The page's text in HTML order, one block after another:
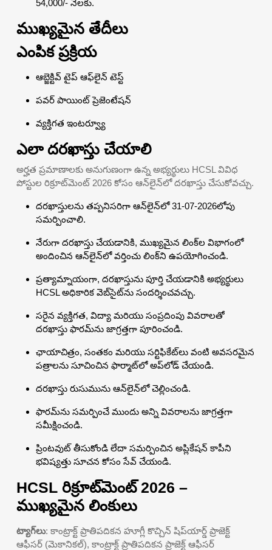
54,000/- నెలకు.
ముఖ్యమైన తేదీలు
ఎంపిక ప్రక్రియ
ఆబ్జెక్టివ్ టైప్ ఆఫ్‌లైన్ టెస్ట్
పవర్ పాయింట్ ప్రెజెంటేషన్
వ్యక్తిగత ఇంటర్వ్యూ
ఎలా దరఖాస్తు చేయాలి
అర్హత ప్రమాణాలకు అనుగుణంగా ఉన్న అభ్యర్థులు HCSL వివిధ
పోస్టుల రిక్రూట్‌మెంట్ 2026 కోసం ఆన్‌లైన్‌లో దరఖాస్తు చేసుకోవచ్చు.
దరఖాస్తులను తప్పనిసరిగా ఆన్‌లైన్‌లో 31-07-2026లోపు
సమర్పించాలి.
నేరుగా దరఖాస్తు చేయడానికి, ముఖ్యమైన లింక్‌ల విభాగంలో
అందించిన ఆన్‌లైన్‌లో వర్తించు లింక్‌ని ఉపయోగించండి.
ప్రత్యామ్నాయంగా, దరఖాస్తును పూర్తి చేయడానికి అభ్యర్థులు
HCSL అధికారిక వెబ్‌సైట్‌ను సందర్శించవచ్చు.
సరైన వ్యక్తిగత, విద్యా మరియు సంప్రదింపు వివరాలతో
దరఖాస్తు ఫారమ్‌ను జాగ్రత్తగా పూరించండి.
ఛాయాచిత్రం, సంతకం మరియు సర్టిఫికేట్‌లు వంటి అవసరమైన
పత్రాలను సూచించిన ఫార్మాట్‌లో అప్‌లోడ్ చేయండి.
దరఖాస్తు రుసుమును ఆన్‌లైన్‌లో చెల్లించండి.
ఫారమ్‌ను సమర్పించే ముందు అన్ని వివరాలను జాగ్రత్తగా
సమీక్షించండి.
ప్రింటవుట్ తీసుకోండి లేదా సమర్పించిన అప్లికేషన్ కాపీని
భవిష్యత్తు సూచన కోసం సేవ్ చేయండి.
HCSL రిక్రూట్‌మెంట్ 2026 –
ముఖ్యమైన లింకులు
ట్యాగ్‌లు: కాంట్రాక్ట్ ప్రాతిపదికన హూగ్లీ కొచ్చిన్ షిప్‌యార్డ్ ప్రాజెక్ట్
ఆఫీసర్ (మెకానికల్), కాంట్రాక్ట్ ప్రాతిపదికన ప్రాజెక్ట్ ఆఫీసర్